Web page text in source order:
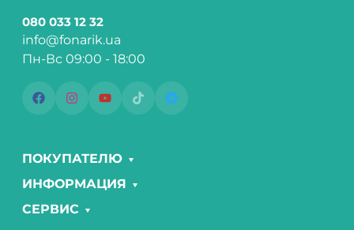
080 033 12 32
info@fonarik.ua
Пн-Вс 09:00 - 18:00
ПОКУПАТЕЛЮ
ИНФОРМАЦИЯ
СЕРВИС